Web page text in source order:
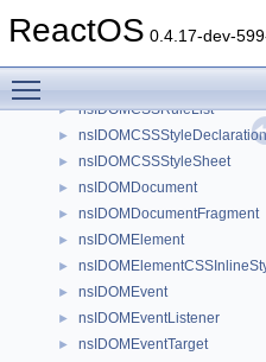
ReactOS 0.4.17-dev-
►
nsIDOMClientRect
► nsIDOMCSSRuleList
► nsIDOMCSSStyleDeclaration
► nsIDOMCSSStyleSheet
► nsIDOMDocument
► nsIDOMDocumentFragment
► nsIDOMElement
►
► nsIDOMEvent
► nsIDOMEventListener
► nsIDOMEventTarget